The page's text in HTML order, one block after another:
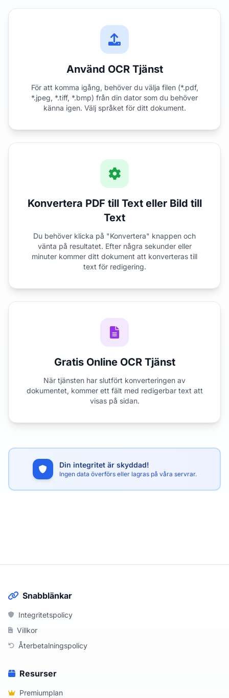
Använd OCR Tjänst
För att komma igång, behöver du välja filen (*.pdf,
*.jpeg, *.tiff, *.bmp) från din dator som du behöver
känna igen. Välj språket för ditt dokument.
Konvertera PDF till Text eller Bild till
Text
Du behöver klicka på "Konvertera" knappen och
vänta på resultatet. Efter några sekunder eller
minuter kommer ditt dokument att konverteras till
text för redigering.
Gratis Online OCR Tjänst
När tjänsten har slutfört konverteringen av
dokumentet, kommer ett fält med redigerbar text att
visas på sidan.
Din integritet är skyddad!
Ingen data överförs eller lagras på våra servrar.
Snabblänkar
Integritetspolicy
Villkor
Återbetalningspolicy
Resurser
Premiumplan